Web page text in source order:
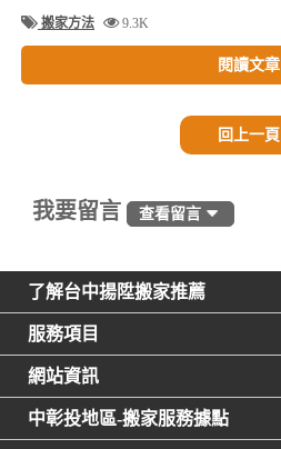
搬家方法 9.3K
閱讀文章
回上一頁
我要留言 查看留言
了解台中揚陞搬家推薦
服務項目
網站資訊
中彰投地區-搬家服務據點